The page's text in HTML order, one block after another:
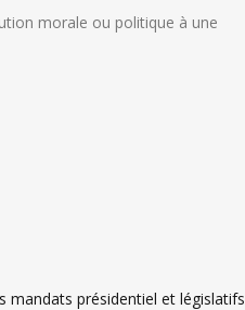
morale ou politique à une
mandats présidentiel et législatifs